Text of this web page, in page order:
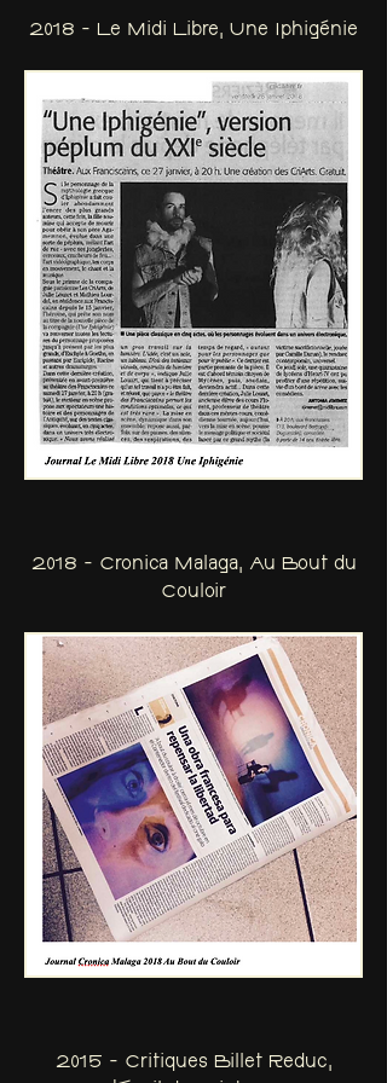
2018 - Le Midi Libre, Une Iphigénie
2018 - Cronica Malaga, Au Bout du
Couloir
2015 - Critiques Billet Reduc,